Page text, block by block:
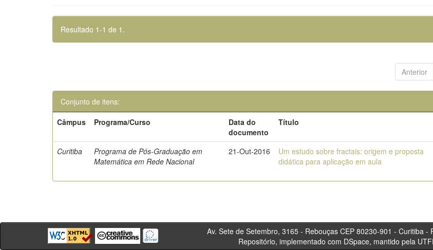
Resultado 1-1 de 1.
Anterior
Conjunto de itens:
Câmpus
Programa/Curso
Data do
documento
Título
Curitiba
Programa de Pós-Graduação em
Matemática em Rede Nacional
21-Out-2016
Um estudo sobre fractais: origem e proposta
didática para aplicação em aula
Av. Sete de Setembro, 3165 - Rebouças CEP 80230-901 -
Repositório, implementado com DSpace, mantido pela